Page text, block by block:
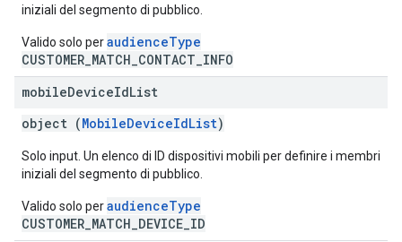
iniziali del segmento di pubblico.
Valido solo peraudienceType
CUSTOMER_MATCH_CONTACT_INFO
mobileDeviceIdList
object (MobileDeviceIdList)
Solo input. Un elenco di ID dispositivi mobili per definire i membri
iniziali del segmento di pubblico.
Valido solo peraudienceType
CUSTOMER_MATCH_DEVICE_ID